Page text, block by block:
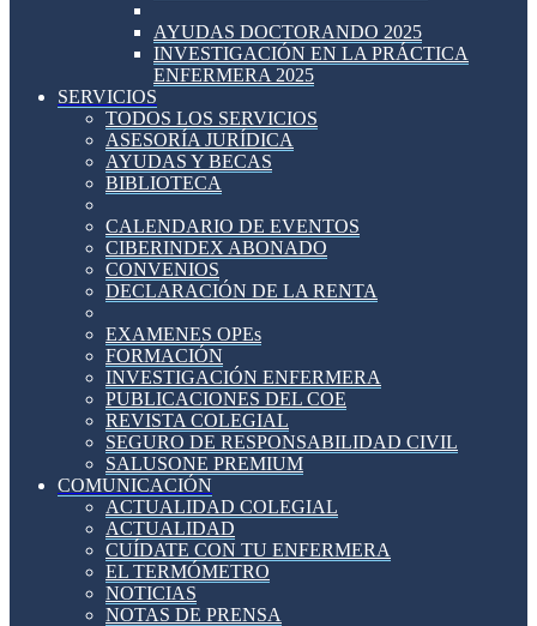
AYUDAS DOCTORANDO 2025
INVESTIGACIÓN EN LA PRÁCTICA
ENFERMERA 2025
SERVICIOS
TODOS LOS SERVICIOS
ASESORÍA JURÍDICA
AYUDAS Y BECAS
BIBLIOTECA
CALENDARIO DE EVENTOS
CIBERINDEX ABONADO
CONVENIOS
DECLARACIÓN DE LA RENTA
EXAMENES OPEs
FORMACIÓN
INVESTIGACIÓN ENFERMERA
PUBLICACIONES DEL COE
REVISTA COLEGIAL
SEGURO DE RESPONSABILIDAD CIVIL
SALUSONE PREMIUM
COMUNICACIÓN
ACTUALIDAD COLEGIAL
ACTUALIDAD
CUÍDATE CON TU ENFERMERA
EL TERMÓMETRO
NOTICIAS
NOTAS DE PRENSA